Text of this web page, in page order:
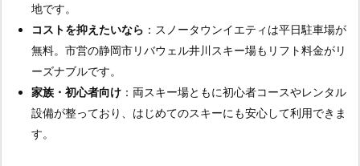
地です。
コストを抑えたいなら ：スノータウンイエティは平日駐車場が
無料。市営の静岡市リバウェル井川スキー場もリフト料金がリ
ーズナブルです。
家族・初心者向け ：両スキー場ともに初心者コースやレンタル
設備が整っており、はじめてのスキーにも安心して利用できま
す。